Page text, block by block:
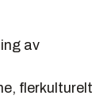
av
flerkulturelt